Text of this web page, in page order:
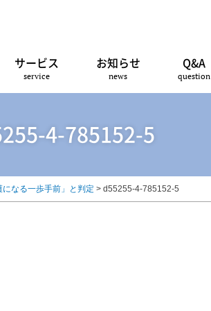
サービス
service
お知らせ
news
Q&A
question
4-785152-5
になる一歩手前」と判定 > d55255-4-785152-5